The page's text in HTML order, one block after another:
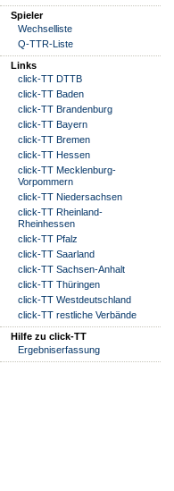
Spieler
Wechselliste
Q-TTR-Liste
Links
click-TT DTTB
click-TT Baden
click-TT Brandenburg
click-TT Bayern
click-TT Bremen
click-TT Hessen
click-TT Mecklenburg-
Vorpommern
click-TT Niedersachsen
click-TT Rheinland-
Rheinhessen
click-TT Pfalz
click-TT Saarland
click-TT Sachsen-Anhalt
click-TT Thüringen
click-TT Westdeutschland
click-TT restliche Verbände
Hilfe zu click-TT
Ergebniserfassung